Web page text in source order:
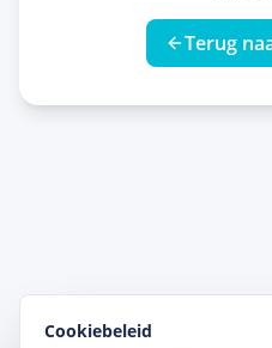
Terug
Cookiebeleid